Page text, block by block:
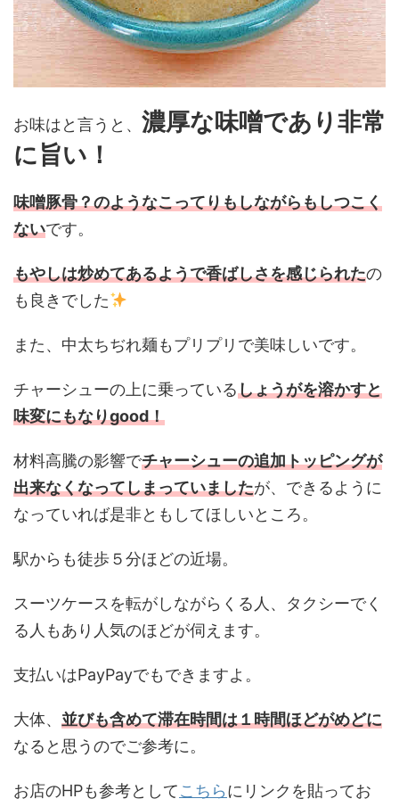
お味はと言うと、 濃厚な味噌であり非常
に旨い！
味噌豚骨？のようなこってりもしながらもしつこく
ないです。
もやしは炒めてあるようで香ばしさを感じられたの
も良きでした
また、中太ちぢれ麺もプリプリで美味しいです。
チャーシューの上に乗っているしょうがを溶かすと
味変にもなりgood！
材料高騰の影響でチャーシューの追加トッピングが
出来なくなってしまっていましたが、できるように
なっていれば是非ともしてほしいところ。
駅からも徒歩５分ほどの近場。
スーツケースを転がしながらくる人、タクシーでく
る人もあり人気のほどが伺えます。
支払いはPayPayでもできますよ。
大体、 並びも含めて滞在時間は１時間ほどがめどに
なると思うのでご参考に。
お店のHPも参考としてこちらにリンクを貼ってお